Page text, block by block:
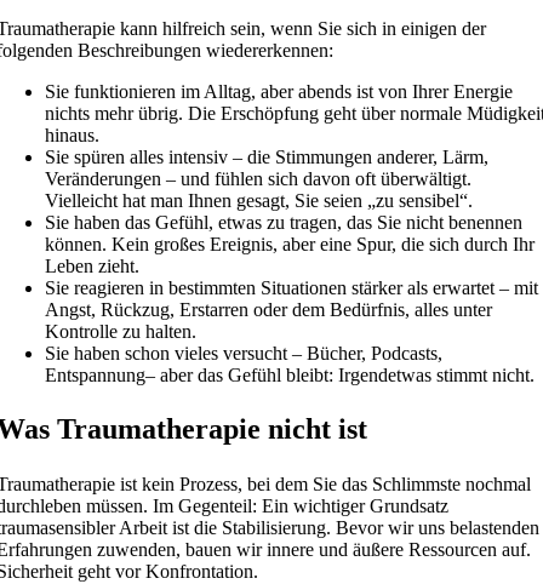
kann hilfreich sein, wenn Sie sich in einigen der
Beschreibungen wiedererkennen:
Sie funktionieren im Alltag, aber abends ist von Ihrer Energie
nichts mehr übrig. Die Erschöpfung geht über normale
hinaus.
Sie spüren alles intensiv – die Stimmungen anderer, Lärm,
Veränderungen – und fühlen sich davon oft überwältigt.
Vielleicht hat man Ihnen gesagt, Sie seien „zu sensibel“.
Sie haben das Gefühl, etwas zu tragen, das Sie nicht benennen
können. Kein großes Ereignis, aber eine Spur, die sich durch Ihr
Leben zieht.
Sie reagieren in bestimmten Situationen stärker als erwartet – mit
Angst, Rückzug, Erstarren oder dem Bedürfnis, alles unter
Kontrolle zu halten.
Sie haben schon vieles versucht – Bücher, Podcasts,
Entspannung– aber das Gefühl bleibt: Irgendetwas stimmt nicht.
Traumatherapie nicht ist
ist kein Prozess, bei dem Sie das Schlimmste nochmal
müssen. Im Gegenteil: Ein wichtiger Grundsatz
Arbeit ist die Stabilisierung. Bevor wir uns belastenden
zuwenden, bauen wir innere und äußere Ressourcen auf.
geht vor Konfrontation.